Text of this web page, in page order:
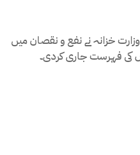
خزانہ نے نفع و نقصان میں
کی فہرست جاری کردی۔